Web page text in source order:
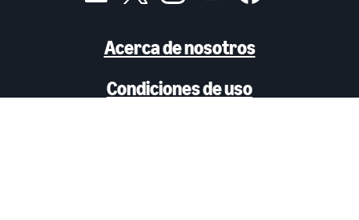
Acerca de nosotros
Condiciones de uso